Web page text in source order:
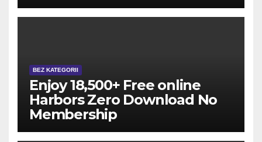
BEZ KATEGORII
Enjoy 18,500+ Free online
Harbors Zero Download No
Membership